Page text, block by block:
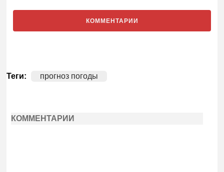
КОММЕНТАРИИ
Теги: прогноз погоды
КОММЕНТАРИИ